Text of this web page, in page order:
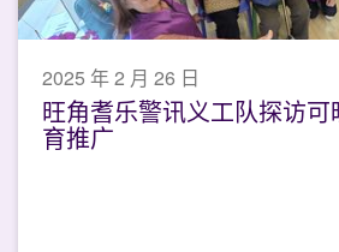
2025 年 2 月 26 日
旺角耆乐警讯义工队探访
育推广